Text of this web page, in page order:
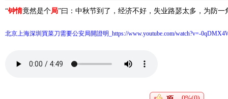
“钟情竟然是个局”曰：中秋节到了，经济不好，失业路瑟太多，为防一
北京上海深圳買菜刀需要公安局開證明_https://www.youtube.com/watch?v=-